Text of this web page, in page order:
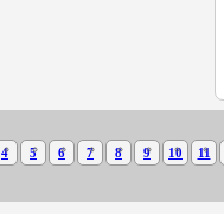
4 5 6 7 8 9 10 11